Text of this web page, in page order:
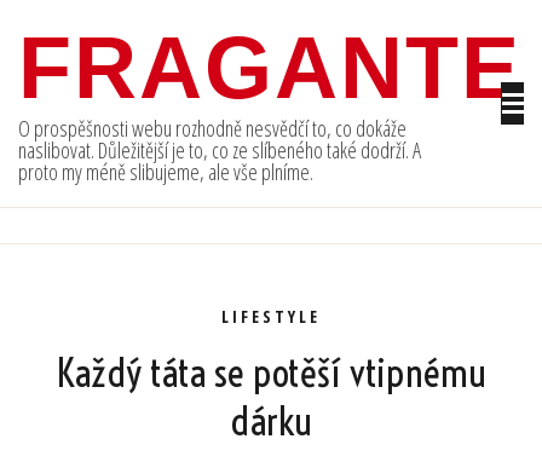
contentFRAGANTE
O prospěšnosti webu rozhodně nesvědčí to, co dokáže
naslibovat. Důležitější je to, co ze slíbeného také dodrží. A
proto my méně slibujeme, ale vše plníme.
LIFESTYLE
Každý táta se potěší vtipnému
dárku